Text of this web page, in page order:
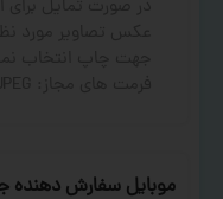
موبایل سفارش دهنده